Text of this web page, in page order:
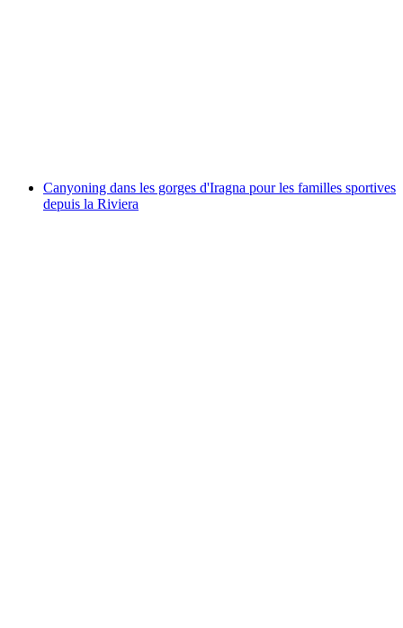
Canyoning dans les gorges d'Iragna pour les familles sportives
depuis la Riviera